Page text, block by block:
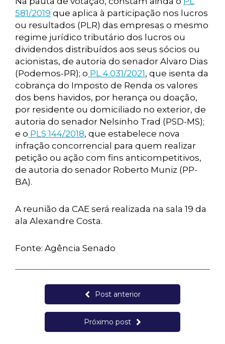
581/2019 que aplica à participação nos lucros
ou resultados (PLR) das empresas o mesmo
regime jurídico tributário dos lucros ou
dividendos distribuídos aos seus sócios ou
acionistas, de autoria do senador Alvaro Dias
(Podemos-PR); o PL 4.031/2021, que isenta da
cobrança do Imposto de Renda os valores
dos bens havidos, por herança ou doação,
por residente ou domiciliado no exterior, de
autoria do senador Nelsinho Trad (PSD-MS);
e o PLS 144/2018, que estabelece nova
infração concorrencial para quem realizar
petição ou ação com fins anticompetitivos,
de autoria do senador Roberto Muniz (PP-
BA).
A reunião da CAE será realizada na sala 19 da
ala Alexandre Costa.
Fonte: Agência Senado
Post anterior
Próximo post